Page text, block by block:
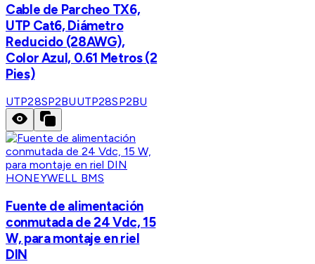
Cable de Parcheo TX6,
UTP Cat6, Diámetro
Reducido (28AWG),
Color Azul, 0.61 Metros (2
Pies)
UTP28SP2BUUTP28SP2BU
HONEYWELL BMS
Fuente de alimentación
conmutada de 24 Vdc, 15
W, para montaje en riel
DIN